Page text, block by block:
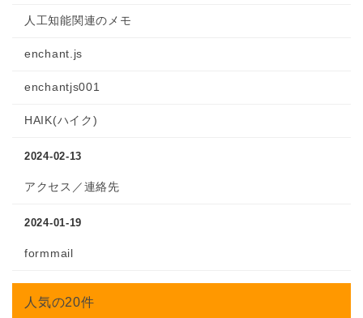
人工知能関連のメモ
enchant.js
enchantjs001
HAIK(ハイク)
2024-02-13
アクセス／連絡先
2024-01-19
formmail
人気の20件